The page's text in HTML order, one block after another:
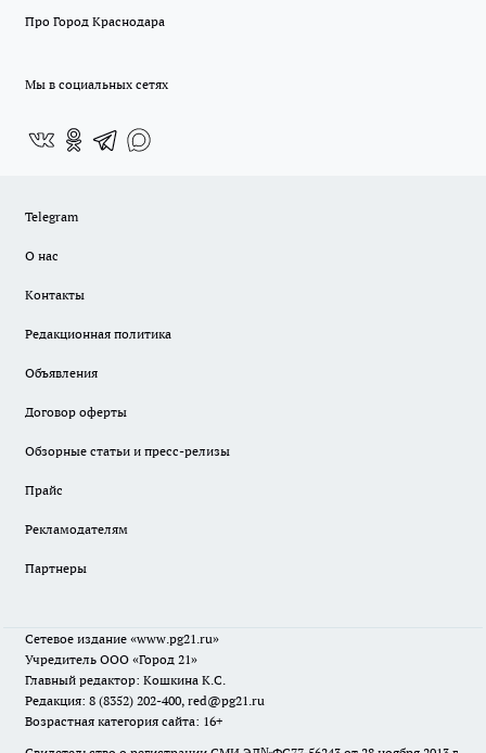
Про Город Краснодара
Мы в социальных сетях
Telegram
О нас
Контакты
Редакционная политика
Объявления
Договор оферты
Обзорные статьи и пресс-релизы
Прайс
Рекламодателям
Партнеры
Сетевое издание «www.pg21.ru»
Учредитель ООО «Город 21»
Главный редактор: Кошкина К.С.
Редакция: 8 (8352) 202-400, red@pg21.ru
Возрастная категория сайта: 16+